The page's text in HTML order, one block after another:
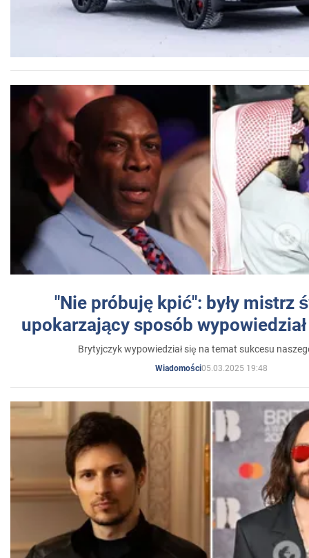
"Nie próbuję kpić": były mistrz
upokarzający sposób
Brytyjczyk wypowiedział się na temat sukcesu
Wiadomości05.03.2025 19:48